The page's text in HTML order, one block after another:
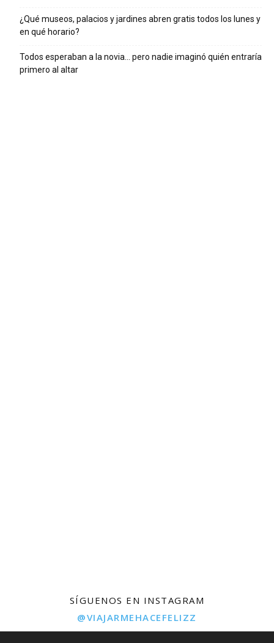
¿Qué museos, palacios y jardines abren gratis todos los lunes y
en qué horario?
Todos esperaban a la novia… pero nadie imaginó quién entraría
primero al altar
SÍGUENOS EN INSTAGRAM
@VIAJARMEHACEFELIZZ